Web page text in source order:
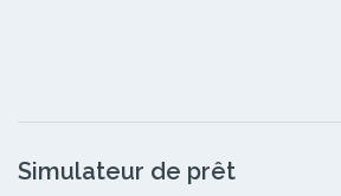
Simulateur de prêt